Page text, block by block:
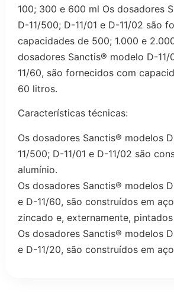
100; 300 e 600 ml Os dosadores
D-11/500; D-11/01 e D-11/02 são
capacidades de 500; 1.000 e
dosadores Sanctis® modelo D-11/
11/60, são fornecidos com
60 litros.
Características técnicas:
Os dosadores Sanctis® modelos
11/500; D-11/01 e D-11/02 são
alumínio.
Os dosadores Sanctis® modelos
e D-11/60, são construídos em
zincado e, externamente,
Os dosadores Sanctis® modelos
e D-11/20, são construídos em